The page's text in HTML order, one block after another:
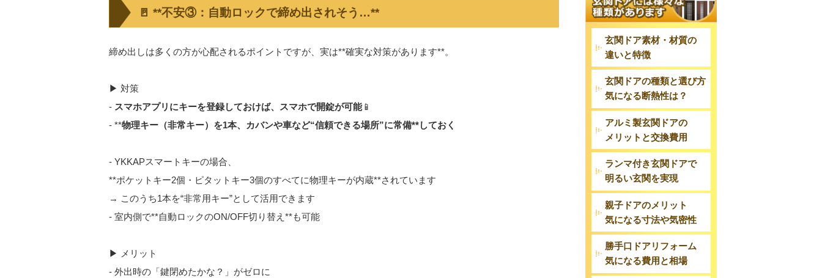
🚪 **不安③：自動ロックで締め出されそう…**
締め出しは多くの方が心配されるポイントですが、実は**確実な対策があります**。
▶ 対策
- スマホアプリにキーを登録しておけば、スマホで開錠が可能📱
- **物理キー（非常キー）を1本、カバンや車など“信頼できる場所”に常備**しておく
- YKKAPスマートキーの場合、
**ポケットキー2個・ピタットキー3個のすべてに物理キーが内蔵**されています
→ このうち1本を“非常用キー”として活用できます
- 室内側で**自動ロックのON/OFF切り替え**も可能
▶ メリット
- 外出時の「鍵閉めたかな？」がゼロに
玄関ドア素材・材質の
違いと特徴
玄関ドアの種類と選び方
気になる断熱性は？
アルミ製玄関ドアの
メリットと交換費用
ランマ付き玄関ドアで
明るい玄関を実現
親子ドアのメリット
気になる寸法や気密性
勝手口ドアリフォーム
気になる費用と相場